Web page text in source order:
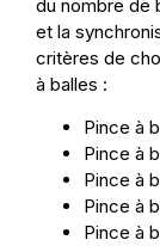
du nombre de
et la
critères de
à balles :
Pince à
Pince à
Pince à
Pince à
Pince à